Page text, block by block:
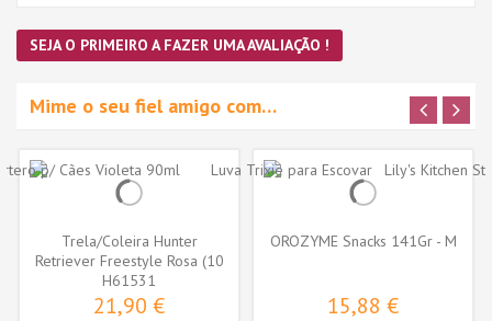
SEJA O PRIMEIRO A FAZER UMA AVALIAÇÃO !
Mime o seu fiel amigo com…
Trela/Coleira Hunter
Retriever Freestyle Rosa (10
mm x...
H61531
21,90 €
OROZYME Snacks 141Gr - M
15,88 €